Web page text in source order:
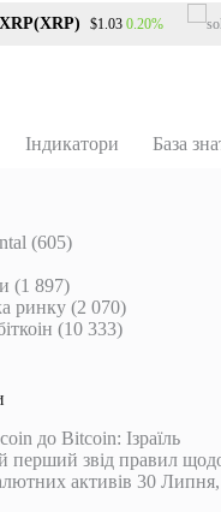
$1.03 0.20%
Індикатори База
(605)
(1 897)
ринку (2 070)
(10 333)
до Bitcoin: Ізраїль
перший звід правил
активів 30 Липня,